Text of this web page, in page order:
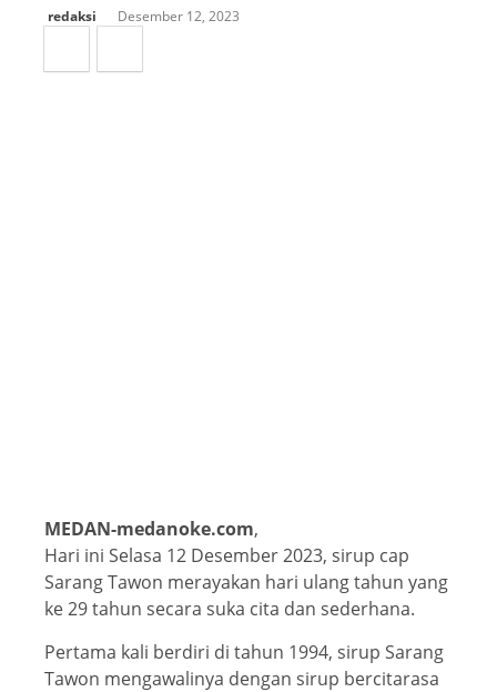
redaksi Desember 12, 2023
MEDAN-medanoke.com,
Hari ini Selasa 12 Desember 2023, sirup cap
Sarang Tawon merayakan hari ulang tahun yang
ke 29 tahun secara suka cita dan sederhana.
Pertama kali berdiri di tahun 1994, sirup Sarang
Tawon mengawalinya dengan sirup bercitarasa